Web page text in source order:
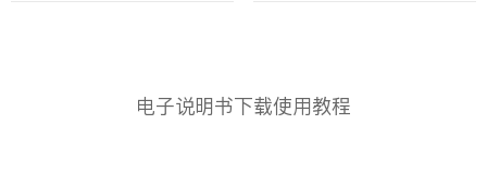
电子说明书下载使用教程